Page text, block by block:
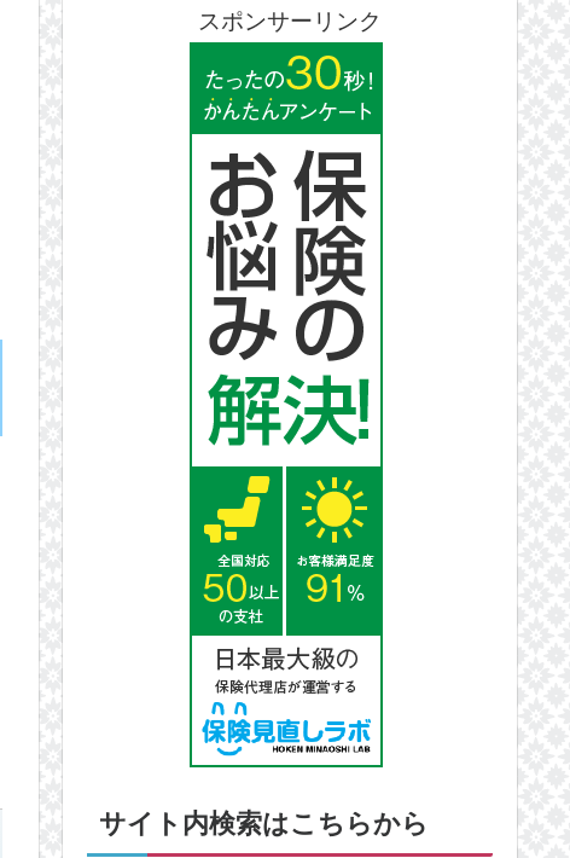
スポンサーリンク
サイト内検索はこちらから